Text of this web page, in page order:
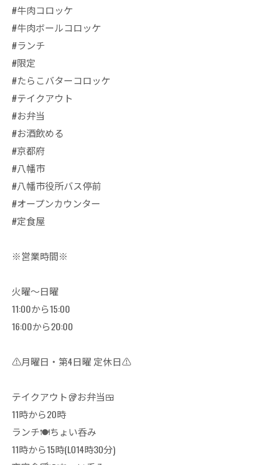
#牛肉コロッケ
#牛肉ボールコロッケ
#ランチ
#限定
#たらこバターコロッケ
#テイクアウト
#お弁当
#お酒飲める
#京都府
#八幡市
#八幡市役所バス停前
#オープンカウンター
#定食屋
※営業時間※
火曜～日曜
11:00から15:00
16:00から20:00
⚠️月曜日・第4日曜 定休日⚠️
テイクアウト🥡お弁当🍱
11時から20時
ランチ🍽ちょい呑み
11時から15時(LO14時30分)